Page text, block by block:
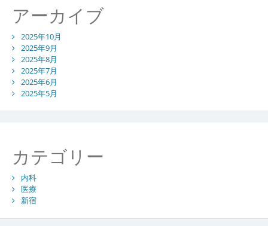
アーカイブ
2025年10月
2025年9月
2025年8月
2025年7月
2025年6月
2025年5月
カテゴリー
内科
医療
新宿